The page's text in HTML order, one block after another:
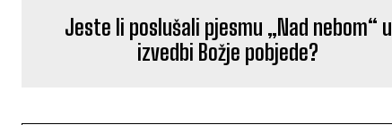
Jeste li poslušali pjesmu „Nad nebom“ u
izvedbi Božje pobjede?